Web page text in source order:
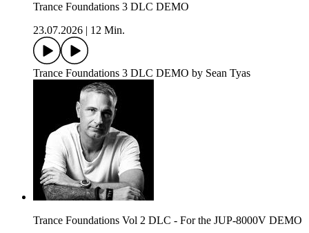
Trance Foundations 3 DLC DEMO
23.07.2026
12 Min.
Trance Foundations 3 DLC DEMO by Sean Tyas
Trance Foundations Vol 2 DLC - For the JUP-8000V DEMO